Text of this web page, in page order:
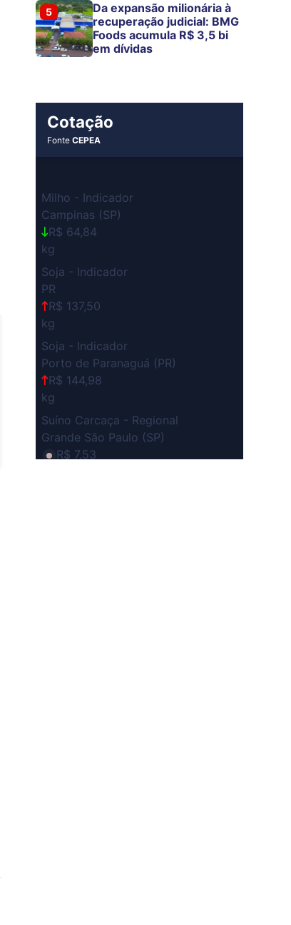
5
Da expansão milionária à
recuperação judicial: BMG
Foods acumula R$ 3,5 bi
em dívidas
Cotação
FonteCEPEA
Milho - Indicador
Campinas (SP)
R$ 64,84
kg
Soja - Indicador
PR
R$ 137,50
kg
Soja - Indicador
Porto de Paranaguá (PR)
R$ 144,98
kg
Suíno Carcaça - Regional
Grande São Paulo (SP)
R$ 7,53